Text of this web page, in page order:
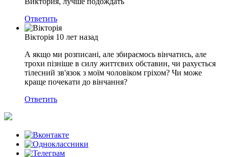
Ответить
Вікторія 10 лет назад
А якщо ми розписані, але збираємось вінчатись, але
трохи пізніше в силу життєвих обставин, чи рахується
тілесний зв'язок з моїм чоловіком гріхом? Чи може
краще почекати до вінчання?
Ответить